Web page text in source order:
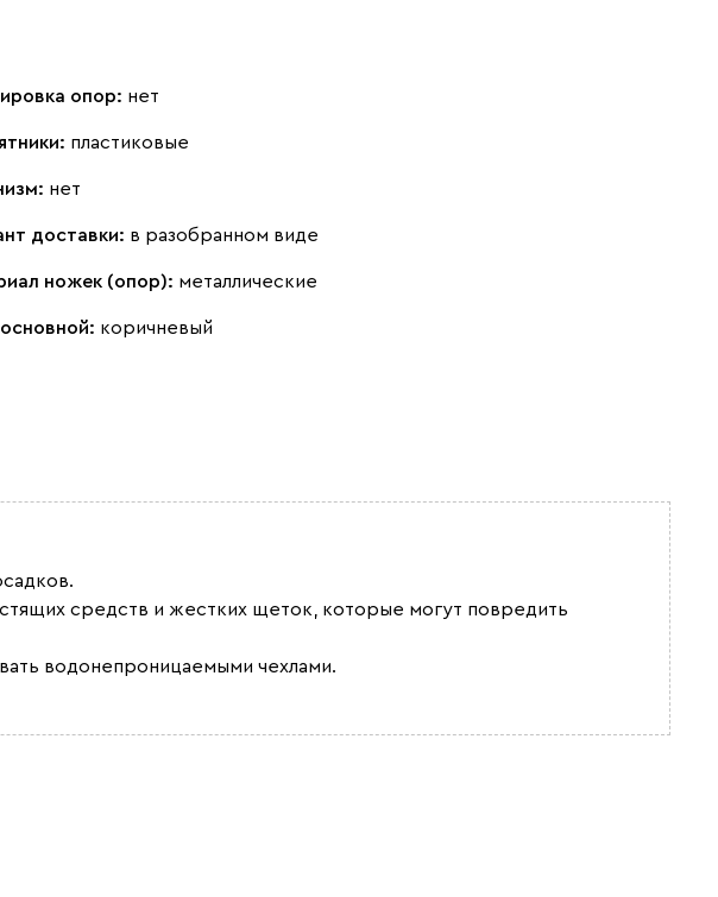
опор: нет
пластиковые
нет
доставки: в разобранном виде
ножек (опор): металлические
коричневый
средств и жестких щеток, которые могут повредить
водонепроницаемыми чехлами.